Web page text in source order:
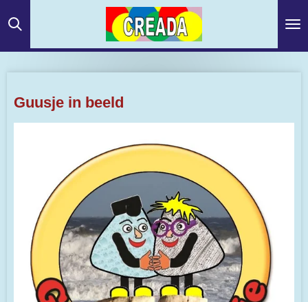
direct
Guusje in beeld